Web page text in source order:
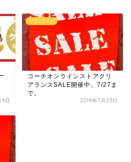
9日
ファッション
コーチオンラインストアクリ
アランスSALE開催中。7/27ま
で。
2019年7月25日